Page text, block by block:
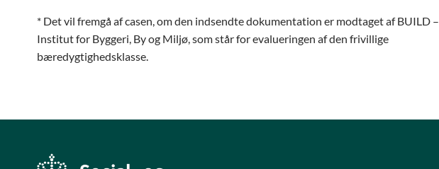
* Det vil fremgå af casen, om den indsendte dokumentation er modtaget af BUILD –
Institut for Byggeri, By og Miljø, som står for evalueringen af den frivillige
bæredygtighedsklasse.